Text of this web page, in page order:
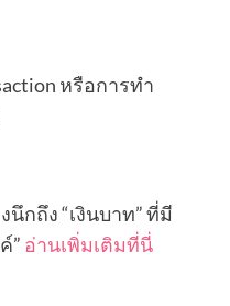
หรือการทำ
นึกถึง “เงินบาท” ที่มี
” อ่านเพิ่มเติมที่นี่